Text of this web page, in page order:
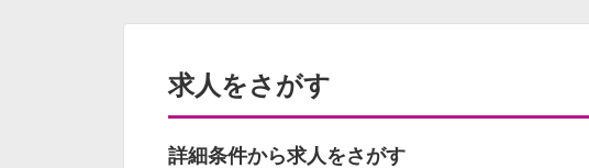
求人をさがす
詳細条件から求人をさがす